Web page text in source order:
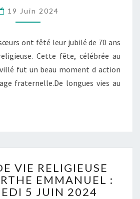
ET
60
DE
VIE
RELIGIEUSE
19 Juin 2024
ont fêté leur jubilé de 70 ans
Cette fête, célébrée au
fut un beau moment d action
fraternelle.De longues vies au
ANS
DE
VIE
VIE RELIGIEUSE
EMMANUEL :
5 JUIN 2024